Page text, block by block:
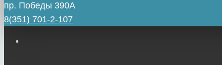
пр. Победы 390А
8(351) 701-2-107